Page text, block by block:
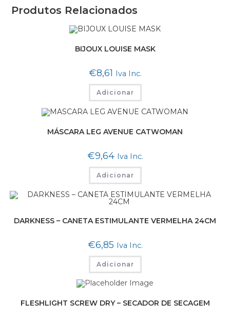
Produtos Relacionados
BIJOUX LOUISE MASK
€8,61 Iva Inc.
Adicionar
MÁSCARA LEG AVENUE CATWOMAN
€9,64 Iva Inc.
Adicionar
DARKNESS – CANETA ESTIMULANTE VERMELHA 24CM
€6,85 Iva Inc.
Adicionar
FLESHLIGHT SCREW DRY – SECADOR DE SECAGEM